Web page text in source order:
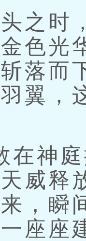
时，
色光
落而
翼，
神庭
威释
，瞬
座座